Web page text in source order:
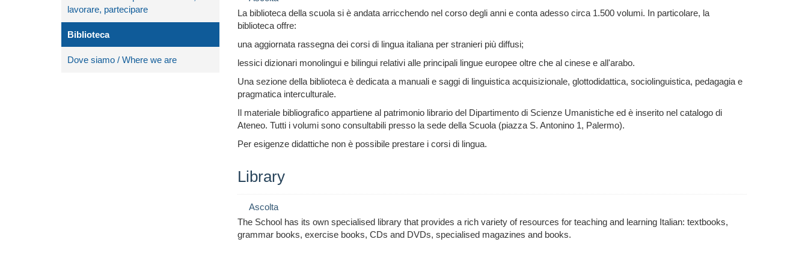
lavorare, partecipare
Biblioteca
Dove siamo / Where we are
La biblioteca della scuola si è andata arricchendo nel corso degli anni e conta adesso circa 1.500 volumi. In particolare, la
biblioteca offre:
una aggiornata rassegna dei corsi di lingua italiana per stranieri più diffusi;
lessici dizionari monolingui e bilingui relativi alle principali lingue europee oltre che al cinese e all'arabo.
Una sezione della biblioteca è dedicata a manuali e saggi di linguistica acquisizionale, glottodidattica, sociolinguistica, pedagagia e
pragmatica interculturale.
Il materiale bibliografico appartiene al patrimonio librario del Dipartimento di Scienze Umanistiche ed è inserito nel catalogo di
Ateneo. Tutti i volumi sono consultabili presso la sede della Scuola (piazza S. Antonino 1, Palermo).
Per esigenze didattiche non è possibile prestare i corsi di lingua.
Library
Ascolta
The School has its own specialised library that provides a rich variety of resources for teaching and learning Italian: textbooks,
grammar books, exercise books, CDs and DVDs, specialised magazines and books.